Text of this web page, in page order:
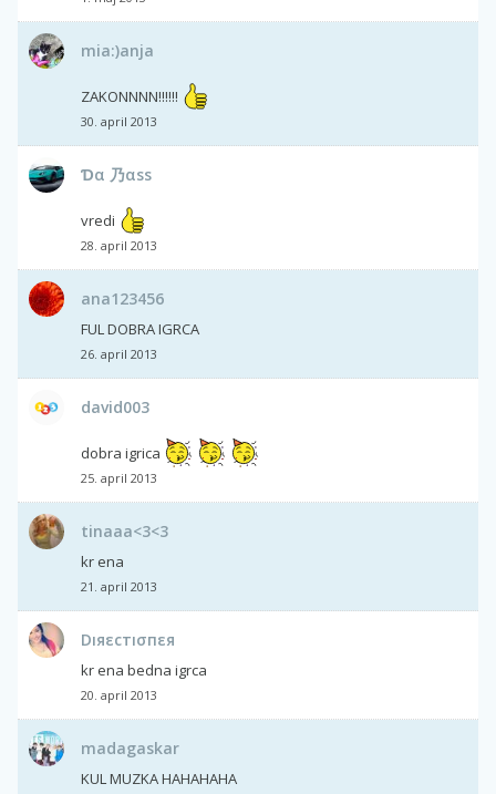
mia:)anja
ZAKONNNN!!!!!!
30. april 2013
Ɗα 乃αѕѕ
vredi
28. april 2013
ana123456
FUL DOBRA IGRCA
26. april 2013
david003
dobra igrica
25. april 2013
tinaaa<3<3
kr ena
21. april 2013
Dıяεcтıσпεя
kr ena bedna igrca
20. april 2013
madagaskar
KUL MUZKA HAHAHAHA